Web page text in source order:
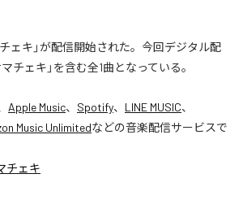
ェキ」が配信開始された。今回デジタル配
チェキ」を含む全1曲となっている。
Apple Music、 Spotify、 LINE MUSIC、
Music Unlimitedなどの音楽配信サービスで
チェキ